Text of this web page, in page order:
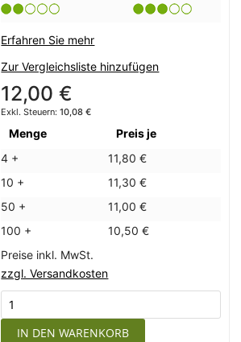
Erfahren Sie mehr
Zur Vergleichsliste hinzufügen
12,00 €
10,08 €
Menge
Preis je
4 +
11,80 €
10 +
11,30 €
50 +
11,00 €
100 +
10,50 €
Preise inkl. MwSt.
zzgl. Versandkosten
IN DEN WARENKORB